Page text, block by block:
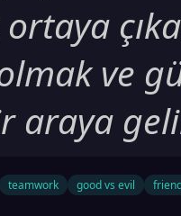
ve
araya
teamwork good vs evil